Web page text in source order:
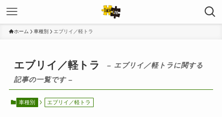
ホーム 車種別 エブリイ／軽トラ
エブリイ／軽トラ
– エブリイ／軽トラに関する
記事の一覧です –
車種別 エブリイ／軽トラ